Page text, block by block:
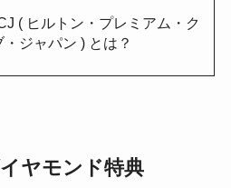
( ヒルトン・プレミアム・ク
・ジャパン ) とは？
ヤモンド特典